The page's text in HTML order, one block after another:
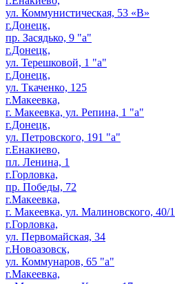
ул. Коммунистическая, 53 «В»
г.Донецк,
пр. Засядько, 9 "а"
г.Донецк,
ул. Терешковой, 1 "а"
г.Донецк,
ул. Ткаченко, 125
г.Макеевка,
г. Макеевка, ул. Репина, 1 "а"
г.Донецк,
ул. Петровского, 191 "а"
г.Енакиево,
пл. Ленина, 1
г.Горловка,
пр. Победы, 72
г.Макеевка,
г. Макеевка, ул. Малиновского, 40/1
г.Горловка,
ул. Первомайская, 34
г.Новоазовск,
ул. Коммунаров, 65 "а"
г.Макеевка,